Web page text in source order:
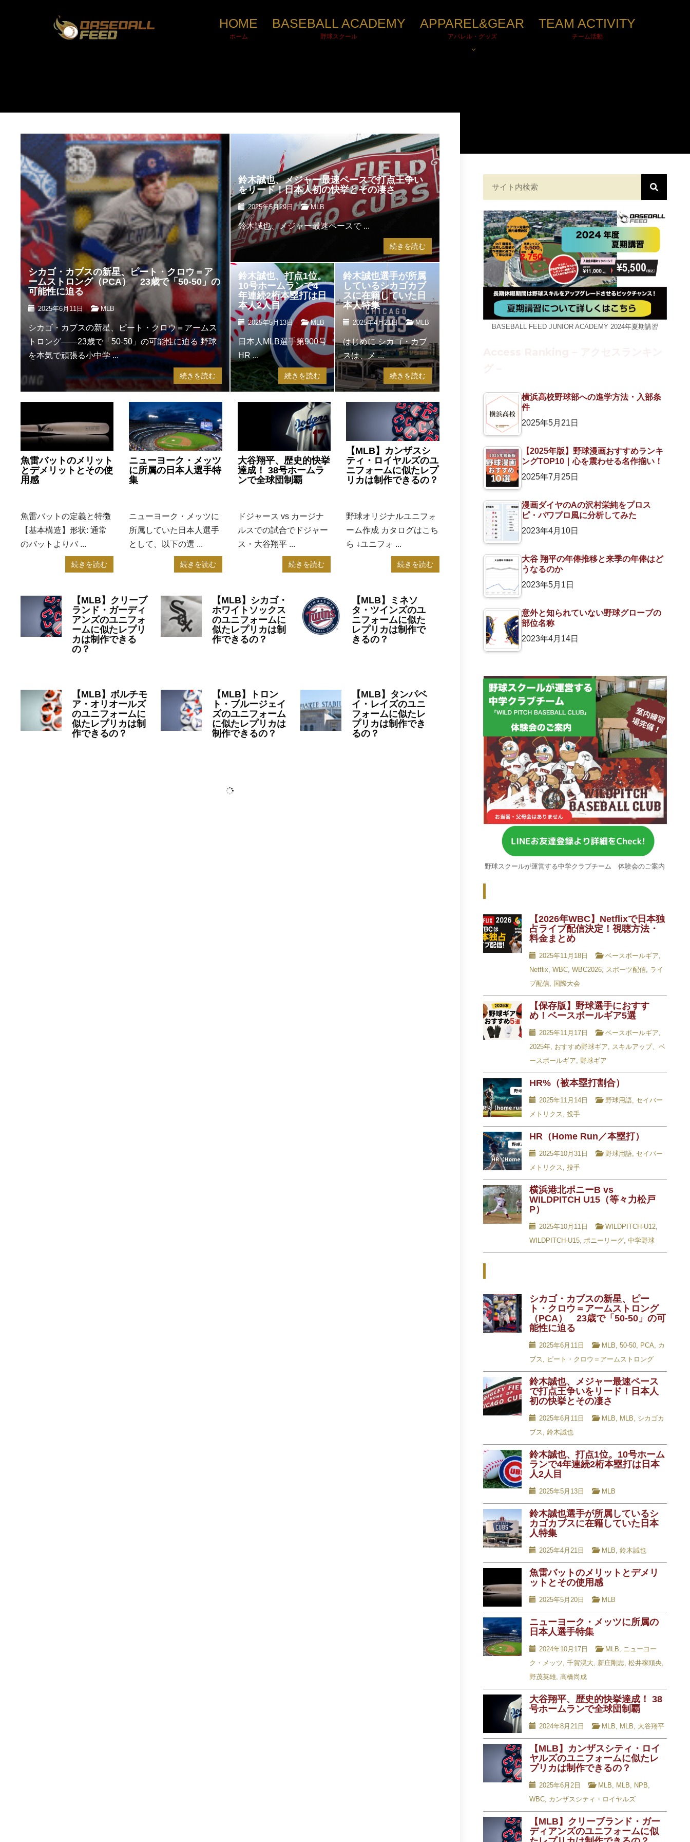
ス
HOME
ホーム
BASEBALL ACADEMY
野球スクール
APPAREL&GEAR
アパレル・グッズ
TEAM ACTIVITY
チーム活動
シカゴ・カブスの新星、ピート・クロウ＝ア
ームストロング（PCA） 23歳で「50-50」の
可能性に迫る
2025年6月11日 MLB
シカゴ・カブスの新星、ピート・クロウ＝アームス
トロング――23歳で「50-50」の可能性に迫る 野球
を本気で頑張る小中学 ...
続きを読む
鈴木誠也、メジャー最速ペースで打点王争い
をリード！日本人初の快挙とその凄さ
2025年5月29日 MLB
鈴木誠也、メジャー最速ペースで ...
続きを読む
鈴木誠也、打点1位。
10号ホームランで4
年連続2桁本塁打は日
本人2人目
2025年5月13日 MLB
日本人MLB選手第900号
HR ...
続きを読む
鈴木誠也選手が所属
しているシカゴカブ
スに在籍していた日
本人特集
2025年4月21日 MLB
はじめに シカゴ・カブ
スは、メ ...
続きを読む
魚雷バットのメリット
とデメリットとその使
用感
魚雷バットの定義と特徴
【基本構造】形状: 通常
のバットよりバ ...
続きを読む
ニューヨーク・メッツ
に所属の日本人選手特
集
ニューヨーク・メッツに
所属していた日本人選手
として、以下の選 ...
続きを読む
大谷翔平、歴史的快挙
達成！ 38号ホームラ
ンで全球団制覇
ドジャース vs カージナ
ルスでの試合でドジャー
ス・大谷翔平 ...
続きを読む
【MLB】カンザスシ
ティ・ロイヤルズのユ
ニフォームに似たレプ
リカは制作できるの？
野球オリジナルユニフォ
ーム作成 カタログはこち
ら ↓ユニフォ ...
続きを読む
【MLB】クリーブ
ランド・ガーディ
アンズのユニフォ
ームに似たレプリ
カは制作できる
の？
【MLB】シカゴ・
ホワイトソックス
のユニフォームに
似たレプリカは制
作できるの？
【MLB】ミネソ
タ・ツインズのユ
ニフォームに似た
レプリカは制作で
きるの？
【MLB】ボルチモ
ア・オリオールズ
のユニフォームに
似たレプリカは制
作できるの？
【MLB】トロン
ト・ブルージェイ
ズのユニフォーム
に似たレプリカは
制作できるの？
【MLB】タンパベ
イ・レイズのユニ
フォームに似たレ
プリカは制作でき
るの？
BASEBALL FEED JUNIOR ACADEMY 2024年夏期講習
横浜高校野球部への進学方法・入部条
件
2025年5月21日
【2025年版】野球漫画おすすめランキ
ングTOP10｜心を震わせる名作揃い！
2025年7月25日
漫画ダイヤのAの沢村栄純をプロス
ピ・パワプロ風に分析してみた
2023年4月10日
大谷 翔平の年俸推移と来季の年俸はど
うなるのか
2023年5月1日
意外と知られていない野球グローブの
部位名称
2023年4月14日
野球スクールが運営する中学クラブチーム 体験会のご案内
【2026年WBC】Netflixで日本独
占ライブ配信決定！視聴方法・
料金まとめ
2025年11月18日 ベースボールギア,
Netflix, WBC, WBC2026, スポーツ配信, ライ
ブ配信, 国際大会
【保存版】野球選手におすす
め！ベースボールギア5選
2025年11月17日 ベースボールギア,
2025年, おすすめ野球ギア, スキルアップ、ベ
ースボールギア, 野球ギア
HR%（被本塁打割合）
2025年11月14日 野球用語, セイバー
メトリクス, 投手
HR（Home Run／本塁打）
2025年10月31日 野球用語, セイバー
メトリクス, 投手
横浜港北ポニーB vs
WILDPITCH U15（等々力松戸
P）
2025年10月11日 WILDPITCH-U12,
WILDPITCH-U15, ポニーリーグ, 中学野球
シカゴ・カブスの新星、ピー
ト・クロウ＝アームストロング
（PCA） 23歳で「50-50」の可
能性に迫る
2025年6月11日 MLB, 50-50, PCA, カ
ブス, ピート・クロウ＝アームストロング
鈴木誠也、メジャー最速ペース
で打点王争いをリード！日本人
初の快挙とその凄さ
2025年6月11日 MLB, MLB, シカゴカ
ブス, 鈴木誠也
鈴木誠也、打点1位。10号ホーム
ランで4年連続2桁本塁打は日本
人2人目
2025年5月13日 MLB
鈴木誠也選手が所属しているシ
カゴカブスに在籍していた日本
人特集
2025年4月21日 MLB, 鈴木誠也
魚雷バットのメリットとデメリ
ットとその使用感
2025年5月20日 MLB
ニューヨーク・メッツに所属の
日本人選手特集
2024年10月17日 MLB, ニューヨー
ク・メッツ, 千賀滉大, 新庄剛志, 松井稼頭央,
野茂英雄, 高橋尚成
大谷翔平、歴史的快挙達成！ 38
号ホームランで全球団制覇
2024年8月21日 MLB, MLB, 大谷翔平
【MLB】カンザスシティ・ロイ
ヤルズのユニフォームに似たレ
プリカは制作できるの？
2025年6月2日 MLB, MLB, NPB,
WBC, カンザスシティ・ロイヤルズ
【MLB】クリーブランド・ガー
ディアンズのユニフォームに似